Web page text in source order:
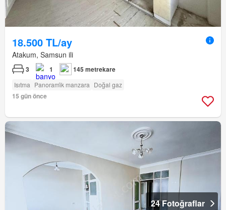
18.500 TL/ay
Atakum, Samsun ili
3 1 145 metrekare
Isıtma Panorami̇k manzara Doğal gaz
15 gün önce
24 Fotoğraflar